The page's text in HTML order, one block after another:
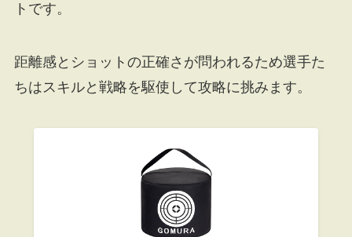
トです。
距離感とショットの正確さが問われるため選手た
ちはスキルと戦略を駆使して攻略に挑みます。